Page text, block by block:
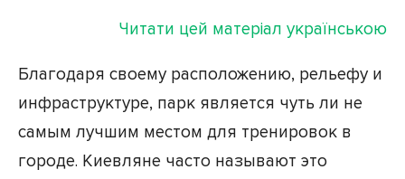
Питание
Экипировка
Читати цей матеріал українською
Благодаря своему расположению, рельефу и
инфраструктуре, парк является чуть ли не
самым лучшим местом для тренировок в
городе. Киевляне часто называют это